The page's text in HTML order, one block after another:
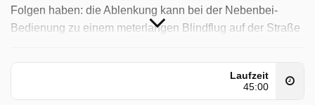
Folgen haben: die Ablenkung kann bei der Nebenbei-
Bedienung zu einem meterlangen Blindflug auf der Straße
vielen Verkehrsteilnehmern gewaltig auf den Wecker
gehen und die manche Experten ratlos zurücklassen.
Warum machen die das? Trinkflaschen im Labortest Egal
Laufzeit
45:00